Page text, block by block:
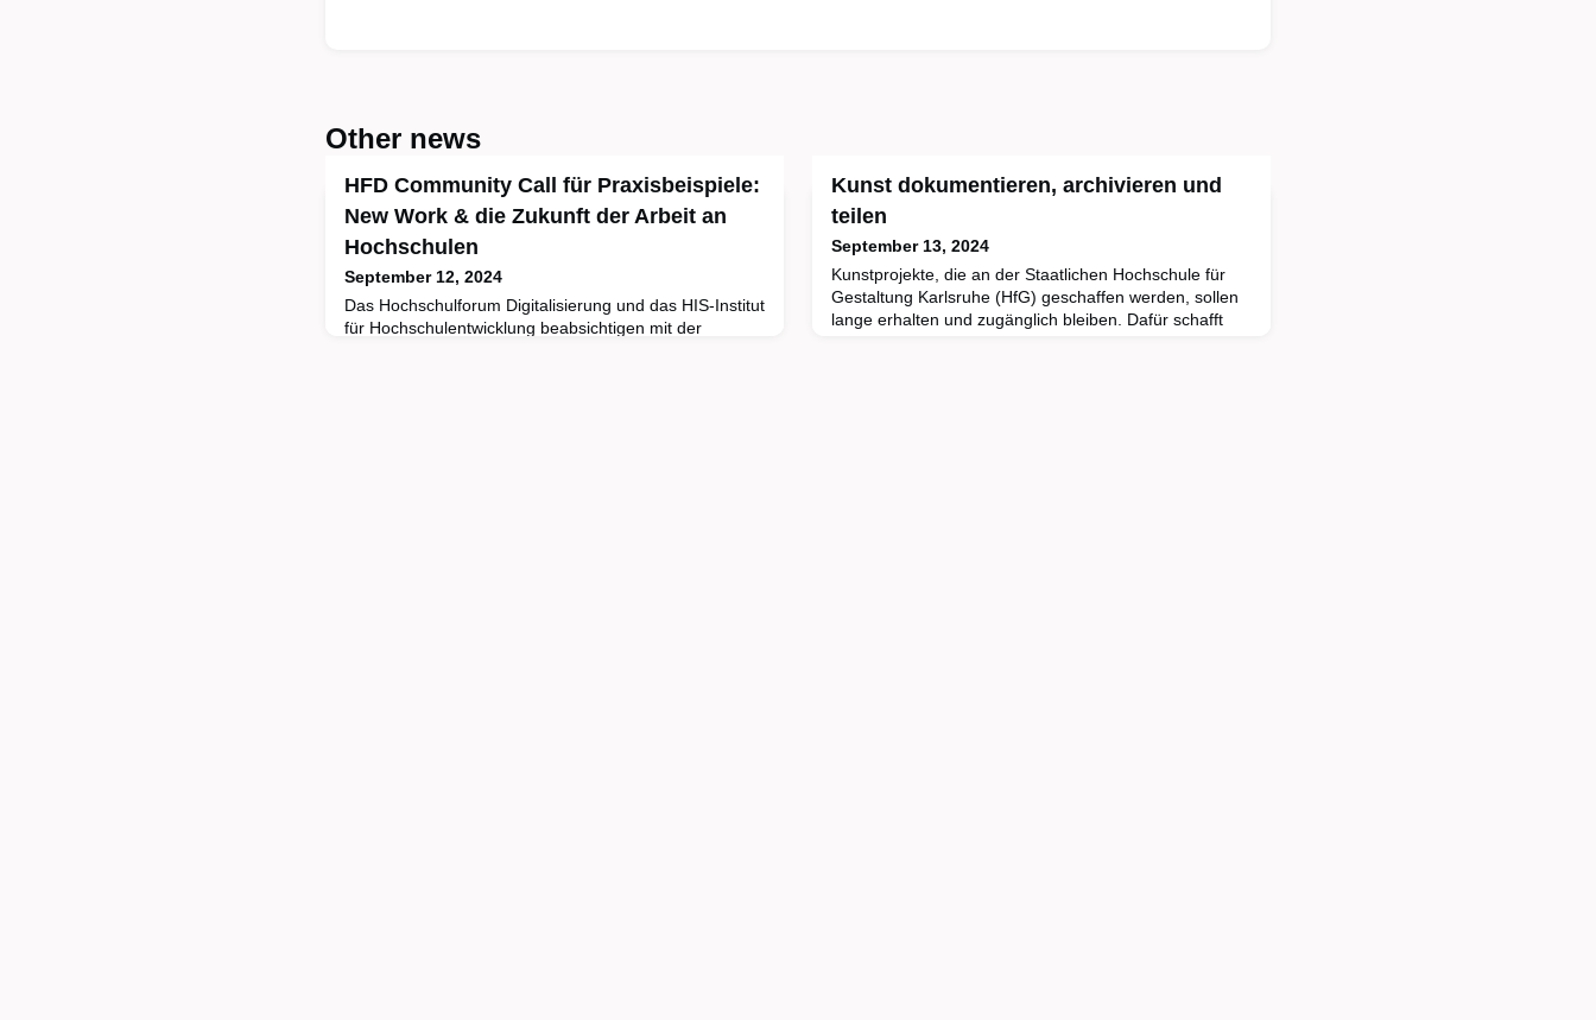
Other news
HFD Community Call für Praxisbeispiele:
New Work & die Zukunft der Arbeit an
Hochschulen
September 12, 2024
Das Hochschulforum Digitalisierung und das HIS-Institut
für Hochschulentwicklung beabsichtigen mit der
Kunst dokumentieren, archivieren und
teilen
September 13, 2024
Kunstprojekte, die an der Staatlichen Hochschule für
Gestaltung Karlsruhe (HfG) geschaffen werden, sollen
lange erhalten und zugänglich bleiben. Dafür schafft